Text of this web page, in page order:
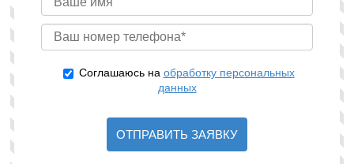
Соглашаюсь на обработку персональных
данных
ОТПРАВИТЬ ЗАЯВКУ